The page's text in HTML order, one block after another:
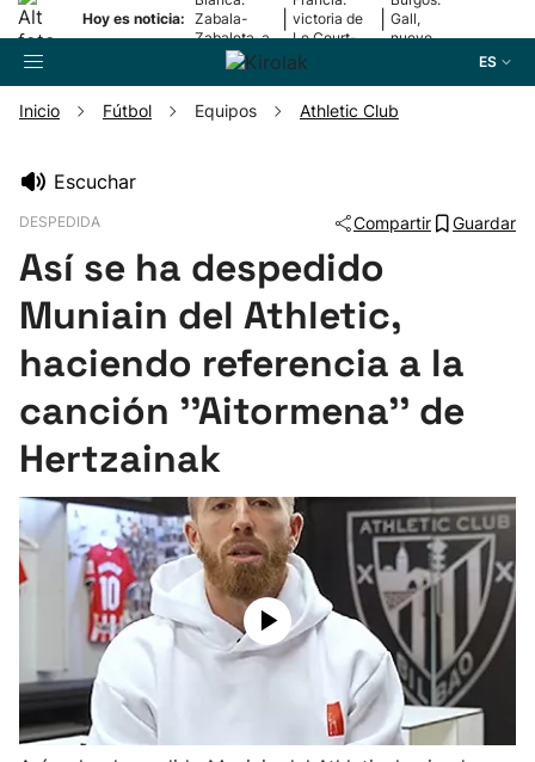
Hoy es noticia: Zabala-
Zabaleta, a
la final
victoria de
Le Court-
Pienaar
Gall,
nuevo
ES
Pelota
Remo
Ciclismo
Herri-kirolak
Balonmano
Kirolak 360
Inicio Fútbol Equipos Athletic Club
Escuchar
DESPEDIDA Compartir Guardar
Así se ha despedido
Muniain del Athletic,
haciendo referencia a la
canción ''Aitormena'' de
Hertzainak